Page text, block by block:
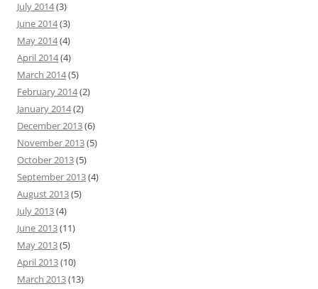
July 2014(3)
June 2014(3)
May 2014(4)
April 2014(4)
March 2014(5)
February 2014(2)
January 2014(2)
December 2013(6)
November 2013(5)
October 2013(5)
September 2013(4)
August 2013(5)
July 2013(4)
June 2013(11)
May 2013(5)
April 2013(10)
March 2013(13)